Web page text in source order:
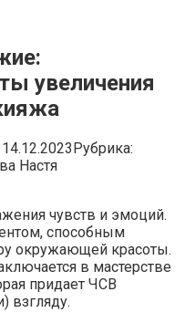
увеличения
14.12.2023Рубрика:
Настя
чувств и эмоций.
способным
окружающей красоты.
в мастерстве
придает ЧСВ
взгляду.